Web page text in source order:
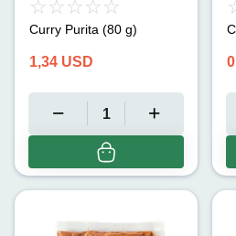
Curry Purita (80 g)
1,34 USD